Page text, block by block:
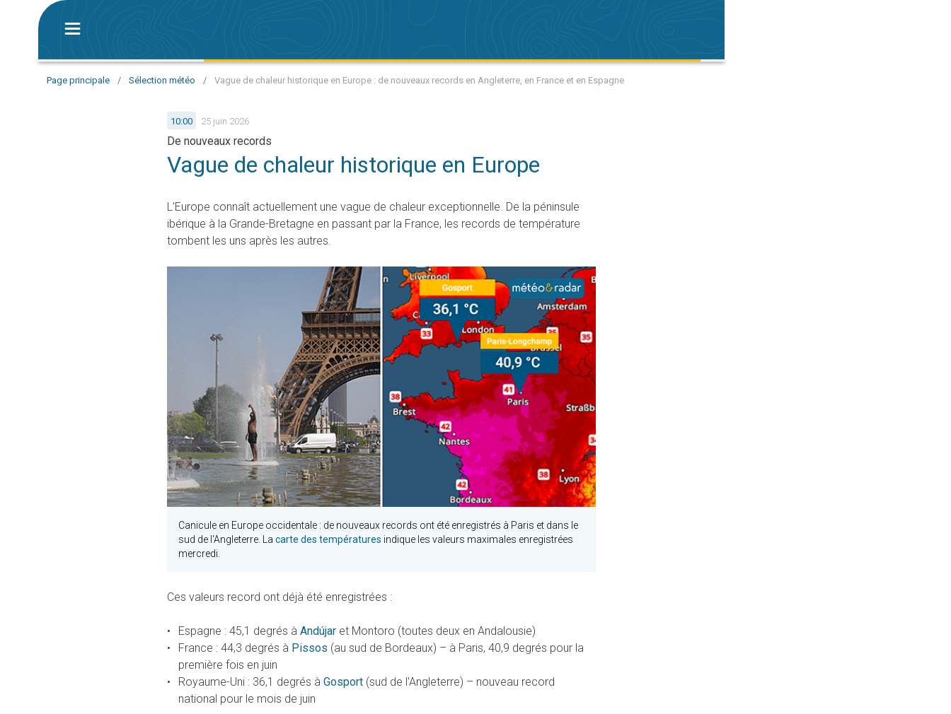
Page principale / Sélection météo / Vague de chaleur historique en Europe : de nouveaux records en Angleterre, en France et en Espagne
10:00 25 juin 2026
De nouveaux records
Vague de chaleur historique en Europe
L'Europe connaît actuellement une vague de chaleur exceptionnelle. De la péninsule
ibérique à la Grande-Bretagne en passant par la France, les records de température
tombent les uns après les autres.
Canicule en Europe occidentale : de nouveaux records ont été enregistrés à Paris et dans le
sud de l'Angleterre. La carte des températures indique les valeurs maximales enregistrées
mercredi.
Ces valeurs record ont déjà été enregistrées :
Espagne : 45,1 degrés à Andújar et Montoro (toutes deux en Andalousie)
France : 44,3 degrés à Pissos (au sud de Bordeaux) – à Paris, 40,9 degrés pour la
première fois en juin
Royaume-Uni : 36,1 degrés à Gosport (sud de l'Angleterre) – nouveau record
national pour le mois de juin